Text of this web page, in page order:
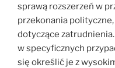
sprawą rozszerzeń w
przekonania
dotyczące
w specyficznych
się określić je z